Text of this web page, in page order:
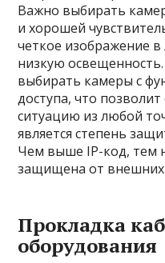
Важно выбирать
и хорошей
четкое изображение
низкую
выбирать камеры с
доступа, что
ситуацию из любой
является степень
Чем выше IP-код, тем
защищена от внешних
Прокладка
оборудования